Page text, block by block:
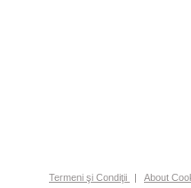
Termeni şi Condiţii | About